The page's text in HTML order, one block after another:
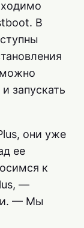
В
запускать
они уже
ее
к
—
— Мы